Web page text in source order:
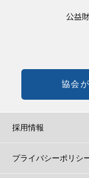
協会
採用情報
プライバシーポリシ